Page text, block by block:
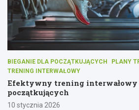
BIEGANIE DLA POCZĄTKUJĄCYCH PLANY
TRENING INTERWAŁOWY
Efektywny trening interwałowy
początkujących
10 stycznia 2026